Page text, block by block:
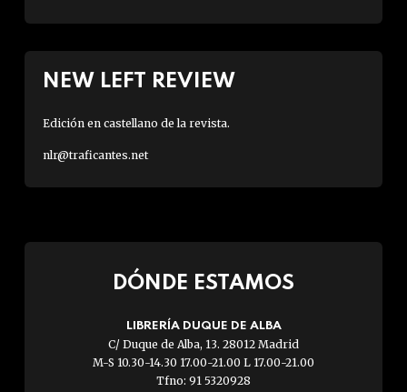
NEW LEFT REVIEW
Edición en castellano de la revista.
nlr@traficantes.net
DÓNDE ESTAMOS
LIBRERÍA DUQUE DE ALBA
C/ Duque de Alba, 13. 28012 Madrid
M-S 10.30-14.30 17.00-21.00 L 17.00-21.00
Tfno: 91 5320928